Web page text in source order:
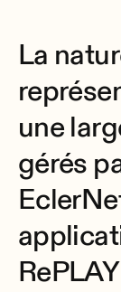
La
une
gérés